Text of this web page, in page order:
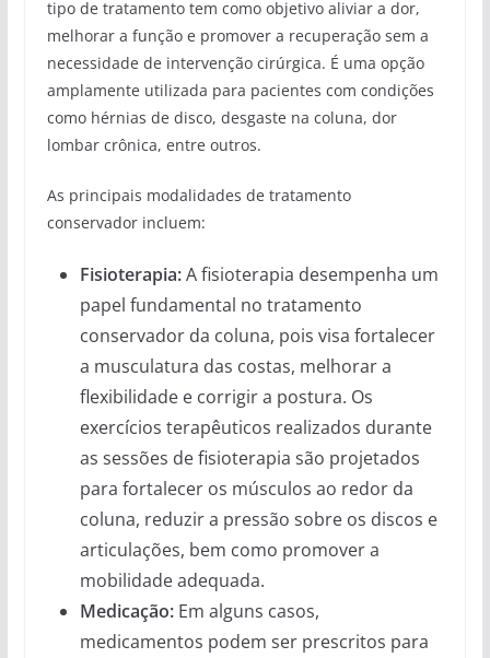
tipo de tratamento tem como objetivo aliviar a dor,
melhorar a função e promover a recuperação sem a
necessidade de intervenção cirúrgica. É uma opção
amplamente utilizada para pacientes com condições
como hérnias de disco, desgaste na coluna, dor
lombar crônica, entre outros.
As principais modalidades de tratamento
conservador incluem:
Fisioterapia:A fisioterapia desempenha um
papel fundamental no tratamento
conservador da coluna, pois visa fortalecer
a musculatura das costas, melhorar a
flexibilidade e corrigir a postura. Os
exercícios terapêuticos realizados durante
as sessões de fisioterapia são projetados
para fortalecer os músculos ao redor da
coluna, reduzir a pressão sobre os discos e
articulações, bem como promover a
mobilidade adequada.
Medicação:Em alguns casos,
medicamentos podem ser prescritos para